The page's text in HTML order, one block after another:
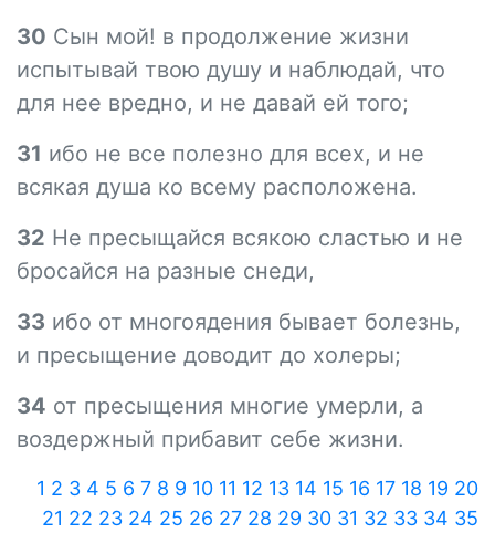
30 Сын мой! в продолжение жизни
испытывай твою душу и наблюдай, что
для нее вредно, и не давай ей того;
31 ибо не все полезно для всех, и не
всякая душа ко всему расположена.
32 Не пресыщайся всякою сластью и не
бросайся на разные снеди,
33 ибо от многоядения бывает болезнь,
и пресыщение доводит до холеры;
34 от пресыщения многие умерли, а
воздержный прибавит себе жизни.
1 2 3 4 5 6 7 8 9 10 11 12 13 14 15 16 17 18 19 20
21 22 23 24 25 26 27 28 29 30 31 32 33 34 35